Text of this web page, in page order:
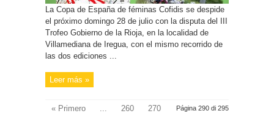
La Copa de España de féminas Cofidis se despide
el próximo domingo 28 de julio con la disputa del III
Trofeo Gobierno de la Rioja, en la localidad de
Villamediana de Iregua, con el mismo recorrido de
las dos ediciones ...
Leer más »
Página 290 di 295
« Primero ... 260
270